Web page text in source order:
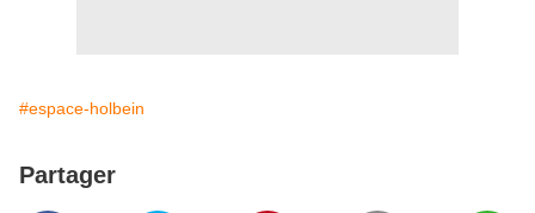
#espace-holbein
Partager